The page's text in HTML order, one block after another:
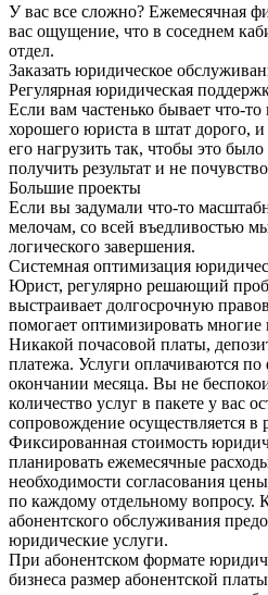
У вас все сложно? Ежемесячная
вас ощущение, что в соседнем
отдел.
Заказать юридическое
Регулярная юридическая
Если вам частенько бывает что-
хорошего юриста в штат дорого,
его нагрузить так, чтобы это
получить результат и не
Большие проекты
Если вы задумали что-то
мелочам, со всей въедливостью
логического завершения.
Системная оптимизация
Юрист, регулярно решающий
выстраивает долгосрочную
помогает оптимизировать многие
Никакой почасовой платы,
платежа. Услуги оплачиваются
окончании месяца. Вы не
количество услуг в пакете у вас
сопровождение осуществляется
Фиксированная стоимость
планировать ежемесячные
необходимости согласования
по каждому отдельному вопросу.
абонентского обслуживания
юридические услуги.
При абонентском формате
бизнеса размер абонентской